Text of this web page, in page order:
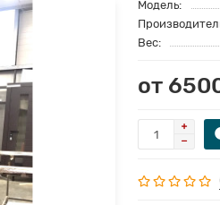
Модель:
Вес:
от